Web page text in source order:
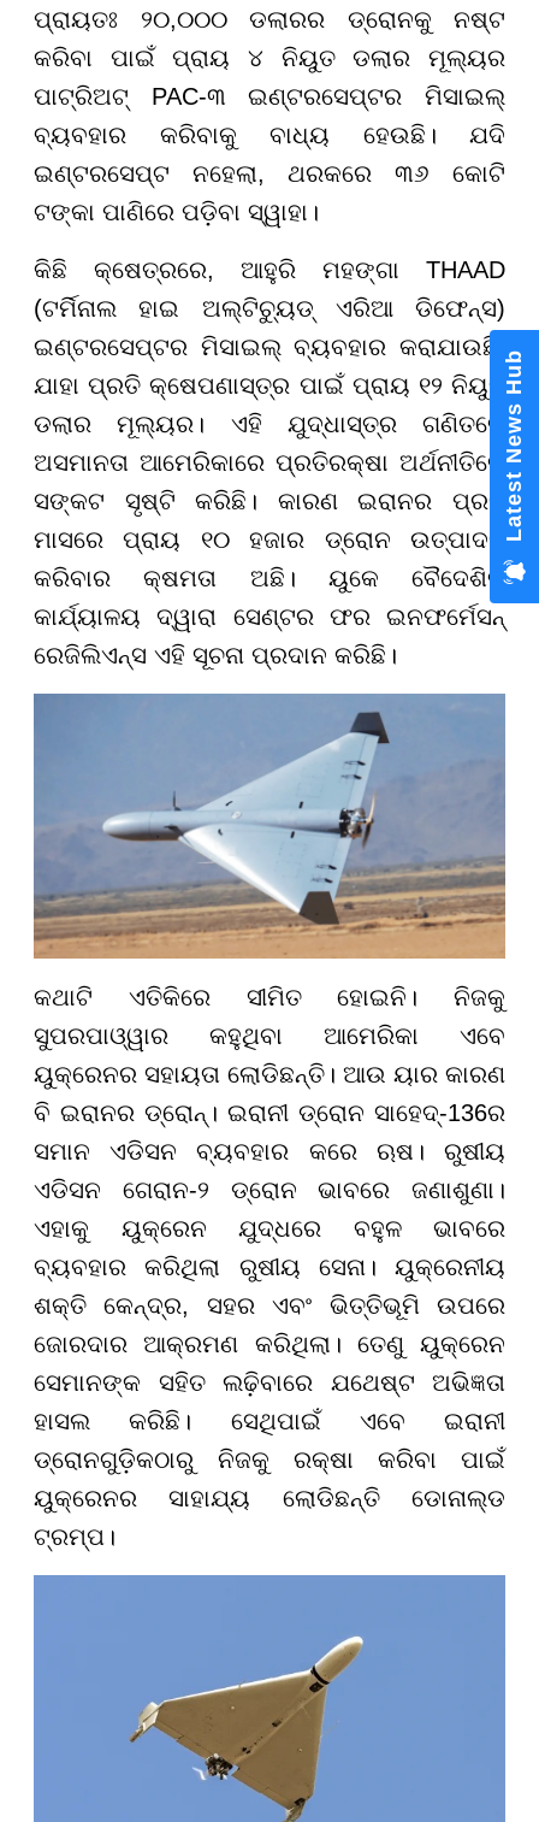
ପ୍ରାୟତଃ ୨୦,୦୦୦ ଡଲାରର ଡ୍ରୋନକୁ ନଷ୍ଟ
କରିବା ପାଇଁ ପ୍ରାୟ ୪ ନିୟୁତ ଡଲାର ମୂଲ୍ୟର
ପାଟ୍ରିଅଟ୍ PAC-୩ ଇଣ୍ଟରସେପ୍ଟର ମିସାଇଲ୍
ବ୍ୟବହାର କରିବାକୁ ବାଧ୍ୟ ହେଉଛି। ଯଦି
ଇଣ୍ଟରସେପ୍ଟ ନହେଲା, ଥରକରେ ୩୬ କୋଟି
ଟଙ୍କା ପାଣିରେ ପଡ଼ିବା ସ୍ୱାହା।
କିଛି କ୍ଷେତ୍ରରେ, ଆହୁରି ମହଙ୍ଗା THAAD
(ଟର୍ମିନାଲ ହାଇ ଅଲ୍ଟିଚ୍ୟୁଡ୍ ଏରିଆ ଡିଫେନ୍ସ)
ଇଣ୍ଟରସେପ୍ଟର ମିସାଇଲ୍ ବ୍ୟବହାର କରାଯାଉଛି,
ଯାହା ପ୍ରତି କ୍ଷେପଣାସ୍ତ୍ର ପାଇଁ ପ୍ରାୟ ୧୨ ନିୟୁତ
ଡଲାର ମୂଲ୍ୟର। ଏହି ଯୁଦ୍ଧାସ୍ତ୍ର ଗଣିତରେ
ଅସମାନତା ଆମେରିକାରେ ପ୍ରତିରକ୍ଷା ଅର୍ଥନୀତିରେ
ସଙ୍କଟ ସୃଷ୍ଟି କରିଛି। କାରଣ ଇରାନର ପ୍ରତି
ମାସରେ ପ୍ରାୟ ୧୦ ହଜାର ଡ୍ରୋନ ଉତ୍ପାଦନ
କରିବାର କ୍ଷମତା ଅଛି। ୟୁକେ ବୈଦେଶିକ
କାର୍ଯ୍ୟାଳୟ ଦ୍ୱାରା ସେଣ୍ଟର ଫର ଇନଫର୍ମେସନ୍
ରେଜିଲିଏନ୍ସ ଏହି ସୂଚନା ପ୍ରଦାନ କରିଛି।
କଥାଟି ଏତିକିରେ ସୀମିତ ହୋଇନି। ନିଜକୁ
ସୁପରପାଓ୍ୱାର କହୁଥିବା ଆମେରିକା ଏବେ
ୟୁକ୍ରେନର ସହାୟତା ଲୋଡିଛନ୍ତି। ଆଉ ୟାର କାରଣ
ବି ଇରାନର ଡ୍ରୋନ୍। ଇରାନୀ ଡ୍ରୋନ ସାହେଦ୍-136ର
ସମାନ ଏଡିସନ ବ୍ୟବହାର କରେ ଋଷ। ରୁଷୀୟ
ଏଡିସନ ଗେରାନ-୨ ଡ୍ରୋନ ଭାବରେ ଜଣାଶୁଣା।
ଏହାକୁ ୟୁକ୍ରେନ ଯୁଦ୍ଧରେ ବହୁଳ ଭାବରେ
ବ୍ୟବହାର କରିଥିଲା ରୁଷୀୟ ସେନା। ୟୁକ୍ରେନୀୟ
ଶକ୍ତି କେନ୍ଦ୍ର, ସହର ଏବଂ ଭିତ୍ତିଭୂମି ଉପରେ
ଜୋରଦାର ଆକ୍ରମଣ କରିଥିଲା। ତେଣୁ ୟୁକ୍ରେନ
ସେମାନଙ୍କ ସହିତ ଲଢ଼ିବାରେ ଯଥେଷ୍ଟ ଅଭିଜ୍ଞତା
ହାସଲ କରିଛି। ସେଥିପାଇଁ ଏବେ ଇରାନୀ
ଡ୍ରୋନଗୁଡ଼ିକଠାରୁ ନିଜକୁ ରକ୍ଷା କରିବା ପାଇଁ
ୟୁକ୍ରେନର ସାହାଯ୍ୟ ଲୋଡିଛନ୍ତି ଡୋନାଲ୍ଡ
ଟ୍ରମ୍ପ।
Latest News Hub